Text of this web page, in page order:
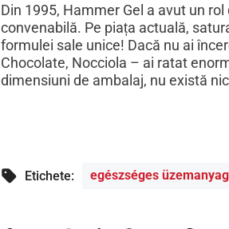
Din 1995, Hammer Gel a avut un
convenabilă. Pe piața actuală,
formulei sale unice! Dacă nu ai
Chocolate, Nocciola – ai ratat
dimensiuni de ambalaj, nu există
Etichete: egészséges üzemanyag